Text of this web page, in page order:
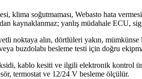
soğutmaması, Webasto hata
kaynaklanmaz; yanlış müdahale ECU,
noktaya alın, dörtlüleri yakın,
buzdolabı besleme testi için doğru
kablo kesiti ve ilgili elektronik kontrol
termostat ve 12/24 V besleme ölçülür.